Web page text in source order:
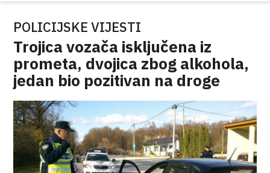
POLICIJSKE VIJESTI
Trojica vozača isključena iz
prometa, dvojica zbog alkohola,
jedan bio pozitivan na droge